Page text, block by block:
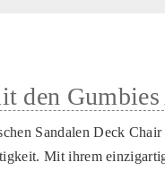
den
Sandalen Deck
Mit ihrem